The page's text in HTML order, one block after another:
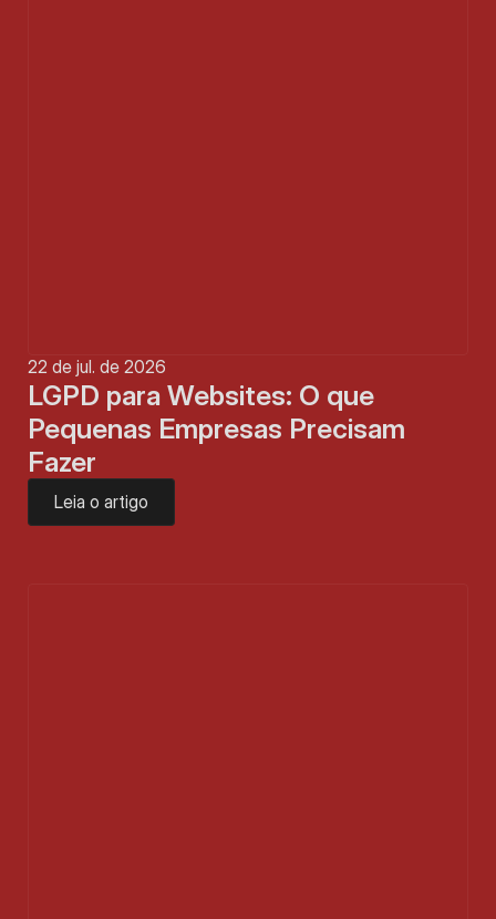
22 de jul. de 2026
LGPD para Websites: O que
Pequenas Empresas Precisam
Fazer
Leia o artigo